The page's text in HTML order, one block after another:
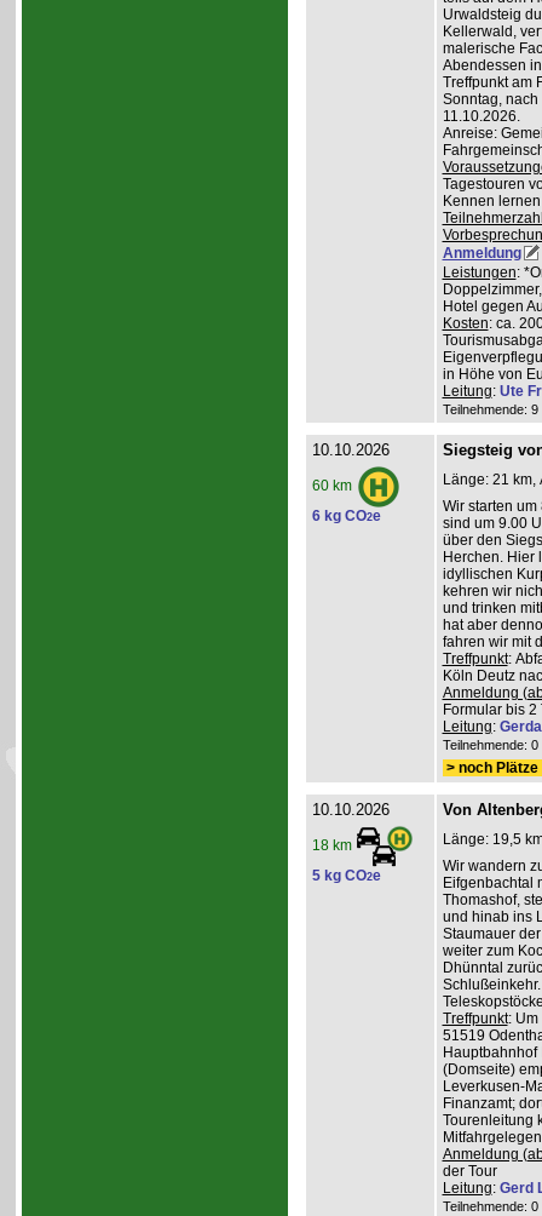
Urwaldsteig
Kellerwald,
malerische
Abendessen
Treffpunkt am
Sonntag,
11.10.2026.
Anreise:
Tagestouren
Kennen
Anmeldung
Leistungen:
Hotel gegen
Kosten: ca.
in Höhe von
Leitung: Ute
Teilnehmende:
10.10.2026
60 km
6 kg CO2e
Siegsteig
Länge: 21 km,
Wir starten
sind um 9.00
über den
Herchen. Hier
idyllischen
kehren wir
und trinken
hat aber
fahren wir mit
Treffpunkt:
Köln Deutz
Anmeldung
Formular bis 2
Leitung:
Teilnehmende:
> noch
10.10.2026
18 km
5 kg CO2e
Von
Länge: 19,5
Wir wandern
Eifgenbachtal
Thomashof,
und hinab ins
Staumauer
weiter zum
Dhünntal
Schlußeinkehr.
Treffpunkt: Um
51519
(Domseite)
Leverkusen-
Finanzamt;
Tourenleitung
Anmeldung
der Tour
Leitung: Gerd
Teilnehmende: